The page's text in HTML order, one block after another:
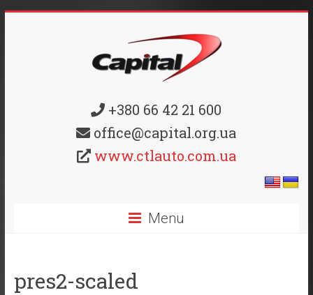
+380 66 42 21 600
office@capital.org.ua
www.ctlauto.com.ua
Menu
pres2-scaled